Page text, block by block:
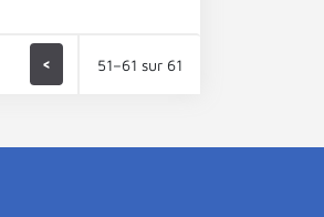
< 51–61 sur 61